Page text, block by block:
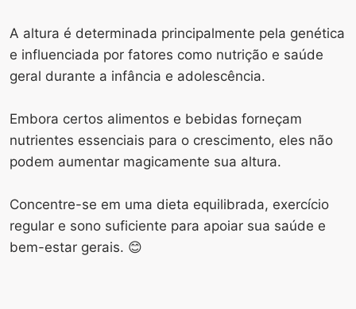
A altura é determinada principalmente pela genética
e influenciada por fatores como nutrição e saúde
geral durante a infância e adolescência.
Embora certos alimentos e bebidas forneçam
nutrientes essenciais para o crescimento, eles não
podem aumentar magicamente sua altura.
Concentre-se em uma dieta equilibrada, exercício
regular e sono suficiente para apoiar sua saúde e
bem-estar gerais. 😊